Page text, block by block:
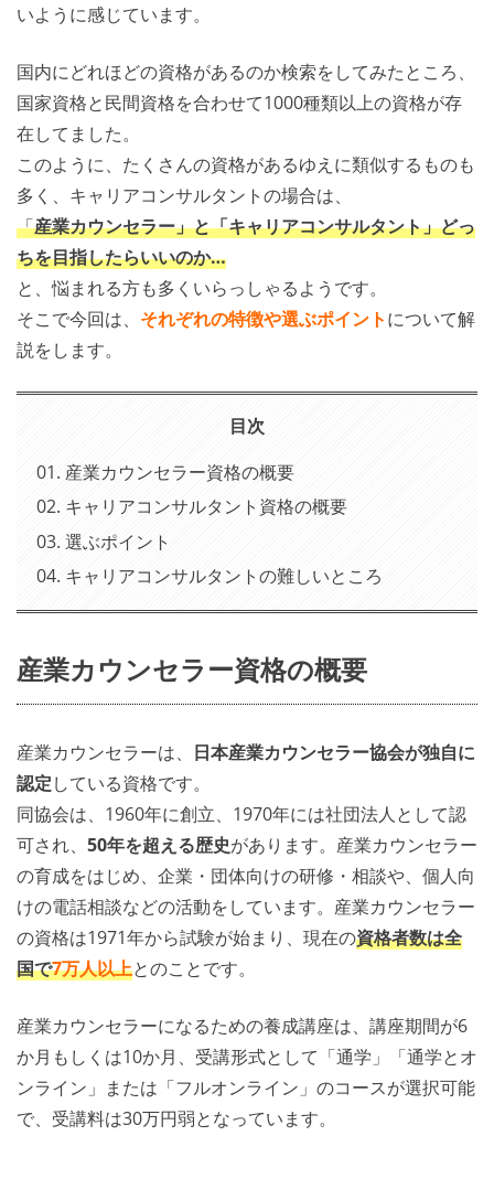
いように感じています。
国内にどれほどの資格があるのか検索をしてみたところ、
国家資格と民間資格を合わせて1000種類以上の資格が存
在してました。
このように、たくさんの資格があるゆえに類似するものも
多く、キャリアコンサルタントの場合は、
「産業カウンセラー」と「キャリアコンサルタント」どっ
ちを目指したらいいのか…
と、悩まれる方も多くいらっしゃるようです。
そこで今回は、 それぞれの特徴や選ぶポイントについて解
説をします。
目次
産業カウンセラー資格の概要
キャリアコンサルタント資格の概要
選ぶポイント
キャリアコンサルタントの難しいところ
産業カウンセラー資格の概要
産業カウンセラーは、 日本産業カウンセラー協会が独自に
認定している資格です。
同協会は、1960年に創立、1970年には社団法人として認
可され、 50年を超える歴史があります。産業カウンセラー
の育成をはじめ、企業・団体向けの研修・相談や、個人向
けの電話相談などの活動をしています。産業カウンセラー
の資格は1971年から試験が始まり、現在の資格者数は全
国で7万人以上とのことです。
産業カウンセラーになるための養成講座は、講座期間が6
か月もしくは10か月、受講形式として「通学」「通学とオ
ンライン」または「フルオンライン」のコースが選択可能
で、受講料は30万円弱となっています。